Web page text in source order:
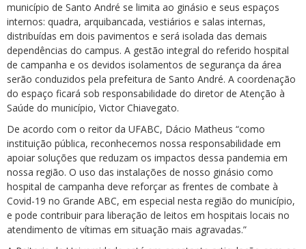
município de Santo André se limita ao ginásio e seus espaços
internos: quadra, arquibancada, vestiários e salas internas,
distribuídas em dois pavimentos e será isolada das demais
dependências do campus. A gestão integral do referido hospital
de campanha e os devidos isolamentos de segurança da área
serão conduzidos pela prefeitura de Santo André. A coordenação
do espaço ficará sob responsabilidade do diretor de Atenção à
Saúde do município, Victor Chiavegato.
De acordo com o reitor da UFABC, Dácio Matheus “como
instituição pública, reconhecemos nossa responsabilidade em
apoiar soluções que reduzam os impactos dessa pandemia em
nossa região. O uso das instalações de nosso ginásio como
hospital de campanha deve reforçar as frentes de combate à
Covid-19 no Grande ABC, em especial nesta região do município,
e pode contribuir para liberação de leitos em hospitais locais no
atendimento de vítimas em situação mais agravadas.”